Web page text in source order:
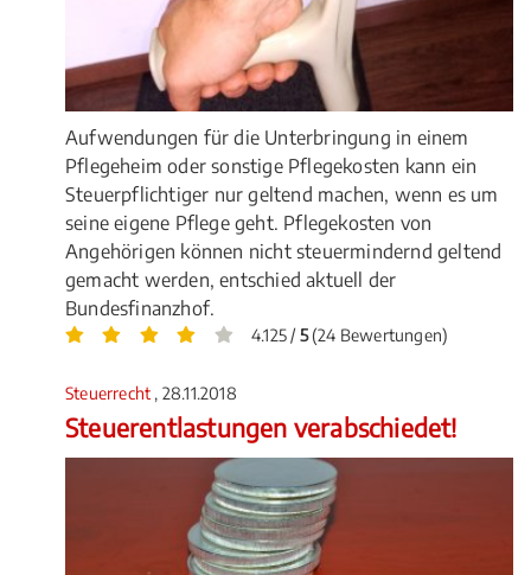
Aufwendungen für die Unterbringung in einem
Pflegeheim oder sonstige Pflegekosten kann ein
Steuerpflichtiger nur geltend machen, wenn es um
seine eigene Pflege geht. Pflegekosten von
Angehörigen können nicht steuermindernd geltend
gemacht werden, entschied aktuell der
Bundesfinanzhof.
4.125 / 5(24 Bewertungen)
Steuerrecht , 28.11.2018
Steuerentlastungen verabschiedet!